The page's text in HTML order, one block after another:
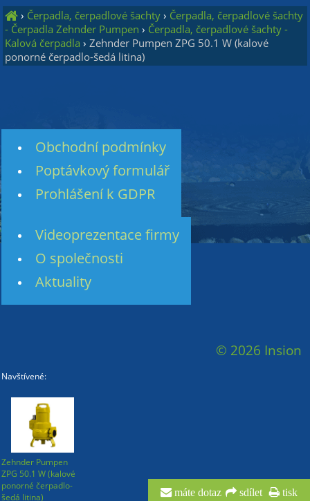
› Čerpadla, čerpadlové šachty › Čerpadla, čerpadlové šachty
- Čerpadla Zehnder Pumpen › Čerpadla, čerpadlové šachty -
Kalová čerpadla ›Zehnder Pumpen ZPG 50.1 W (kalové
ponorné čerpadlo-šedá litina)
Obchodní podmínky
Poptávkový formulář
Prohlášení k GDPR
Videoprezentace firmy
O společnosti
Aktuality
máte dotaz sdílet tisk
© 2026 Insion
Navštívené:
Zehnder Pumpen
ZPG 50.1 W (kalové
ponorné čerpadlo-
šedá litina)